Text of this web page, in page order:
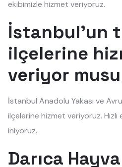
ekibimizle hizmet veriyoruz.
İstanbul'un
ilçelerine
veriyor
İstanbul Anadolu Yakası ve
ilçelerine hizmet veriyoruz.
iniyoruz.
Darıca